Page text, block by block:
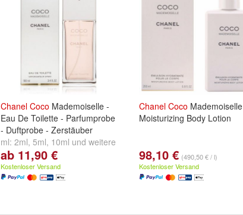
Chanel Coco Mademoiselle -
Eau De Toilette - Parfumprobe
- Duftprobe - Zerstäuber
ml: 2ml, 5ml, 10ml und weitere
...
ab 11,90 €
Kostenloser Versand
Chanel Coco Mademoiselle
Moisturizing Body Lotion
98,10 € (490,50 € / l)
Kostenloser Versand